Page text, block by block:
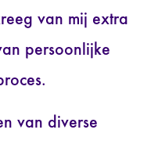
van mij extra
persoonlijke
van diverse